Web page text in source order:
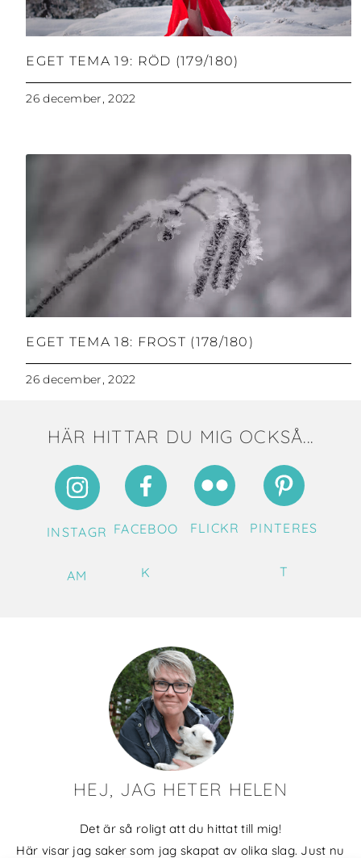
EGET TEMA 19: RÖD (179/180)
26 december, 2022
EGET TEMA 18: FROST (178/180)
26 december, 2022
HÄR HITTAR DU MIG OCKSÅ...
INSTAGR
AM
FACEBOO
K
FLICKR PINTERES
T
HEJ, JAG HETER HELEN
Det är så roligt att du hittat till mig!
Här visar jag saker som jag skapat av olika slag. Just nu